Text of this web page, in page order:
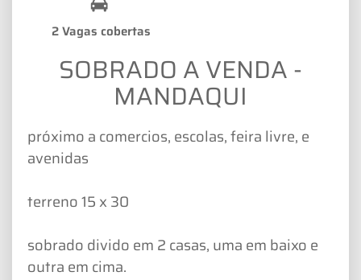
2 Vagas cobertas
SOBRADO A VENDA -
MANDAQUI
próximo a comercios, escolas, feira livre, e
avenidas
terreno 15 x 30
sobrado divido em 2 casas, uma em baixo e
outra em cima.